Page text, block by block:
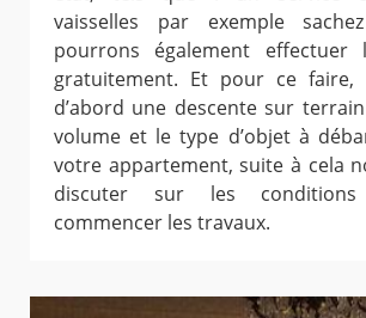
vaisselles par exemple
pourrons également effectuer
gratuitement. Et pour ce faire,
d’abord une descente sur
volume et le type d’objet à
votre appartement, suite à cela
discuter sur les
commencer les travaux.